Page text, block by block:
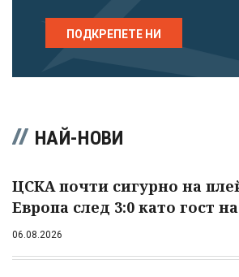
ПОДКРЕПЕТЕ НИ
НАЙ-НОВИ
ЦСКА почти сигурно на
Европа след 3:0 като гост
06.08.2026